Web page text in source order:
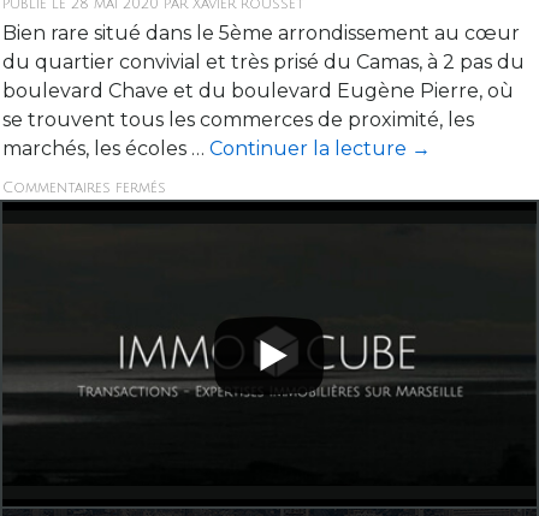
Publié le 28 mai 2020 par Xavier Rousset
Bien rare situé dans le 5ème arrondissement au cœur
du quartier convivial et très prisé du Camas, à 2 pas du
boulevard Chave et du boulevard Eugène Pierre, où
se trouvent tous les commerces de proximité, les
marchés, les écoles … Continuer la lecture →
Commentaires fermés